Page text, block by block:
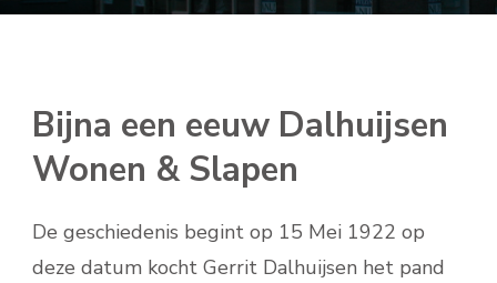
Bijna een eeuw Dalhuijsen
Wonen & Slapen
De geschiedenis begint op 15 Mei 1922 op
deze datum kocht Gerrit Dalhuijsen het pand